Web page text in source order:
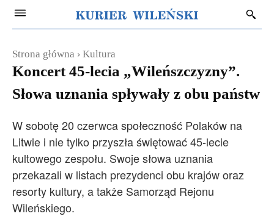
Strona główna Kultura
Koncert 45-lecia „Wileńszczyzny”.
Słowa uznania spływały z obu państw
W sobotę 20 czerwca społeczność Polaków na
Litwie i nie tylko przyszła świętować 45-lecie
kultowego zespołu. Swoje słowa uznania
przekazali w listach prezydenci obu krajów oraz
resorty kultury, a także Samorząd Rejonu
Wileńskiego.